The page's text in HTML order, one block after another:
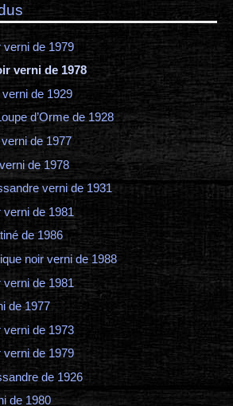
verni de 1979
verni de 1978
de 1929
d’Orme de 1928
de 1977
de 1978
verni de 1931
verni de 1981
de 1986
noir verni de 1988
verni de 1981
de 1977
verni de 1973
verni de 1979
de 1926
de 1980